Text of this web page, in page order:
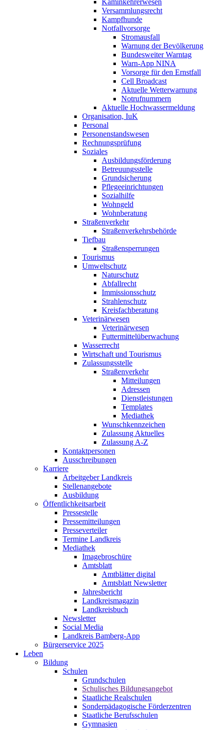
Kaminkehrerwesen
Versammlungsrecht
Kampfhunde
Notfallvorsorge
Stromausfall
Warnung der Bevölkerung
Bundesweiter Warntag
Warn-App NINA
Vorsorge für den Ernstfall
Cell Broadcast
Aktuelle Wetterwarnung
Notrufnummern
Aktuelle Hochwassermeldung
Organisation, IuK
Personal
Personenstandswesen
Rechnungsprüfung
Soziales
Ausbildungsförderung
Betreuungsstelle
Grundsicherung
Pflegeeinrichtungen
Sozialhilfe
Wohngeld
Wohnberatung
Straßenverkehr
Straßenverkehrsbehörde
Tiefbau
Straßensperrungen
Tourismus
Umweltschutz
Naturschutz
Abfallrecht
Immissionsschutz
Strahlenschutz
Kreisfachberatung
Veterinärwesen
Veterinärwesen
Futtermittelüberwachung
Wasserrecht
Wirtschaft und Tourismus
Zulassungsstelle
Straßenverkehr
Mitteilungen
Adressen
Dienstleistungen
Templates
Mediathek
Wunschkennzeichen
Zulassung Aktuelles
Zulassung A-Z
Kontaktpersonen
Ausschreibungen
Karriere
Arbeitgeber Landkreis
Stellenangebote
Ausbildung
Öffentlichkeitsarbeit
Pressestelle
Pressemitteilungen
Presseverteiler
Termine Landkreis
Mediathek
Imagebroschüre
Amtsblatt
Amtblätter digital
Amtsblatt Newsletter
Jahresbericht
Landkreismagazin
Landkreisbuch
Newsletter
Social Media
Landkreis Bamberg-App
Bürgerservice 2025
Leben
Bildung
Schulen
Grundschulen
Schulisches Bildungsangebot
Staatliche Realschulen
Sonderpädagogische Förderzentren
Staatliche Berufsschulen
Gymnasien